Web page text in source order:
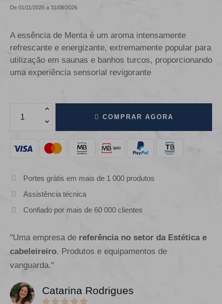
De 01/11/2025 a 31/08/2026
A essência de Menta é um aroma intensamente
refrescante e energizante, extremamente popular para
utilização em saunas e banhos turcos, proporcionando
uma experiência sensorial revigorante
COMPRAR AGORA
Portes grátis em mais de 1 000 produtos
Assistência técnica
Confiado por mais de 60 000 clientes
"Uma empresa de referência no setor da Estética e
cabeleireiro. Produtos e equipamentos de
vanguarda."
Catarina Rodrigues